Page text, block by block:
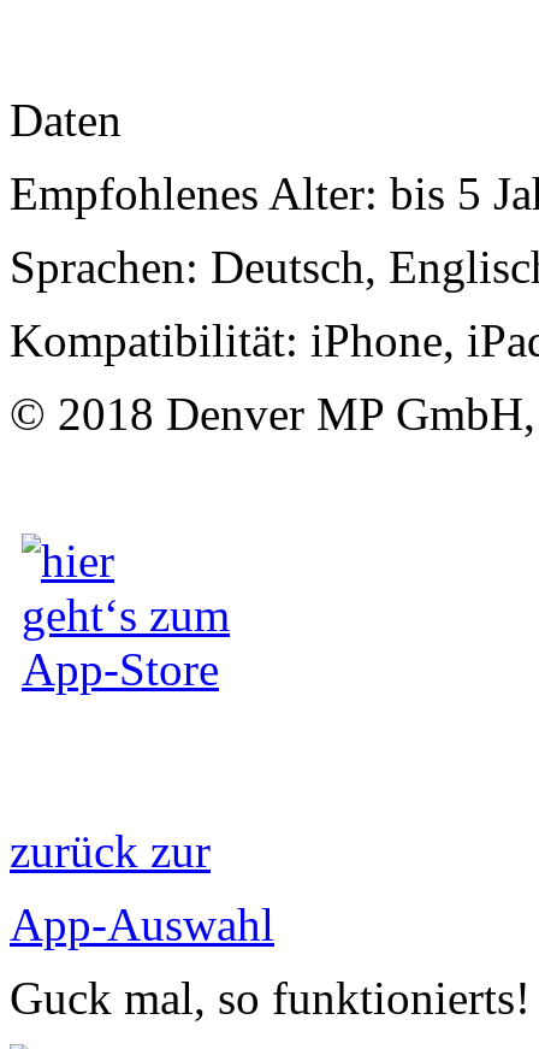
Daten
Empfohlenes Alter: bis 5
Sprachen: Deutsch,
Kompatibilität: iPhone,
© 2018 Denver MP
zurück zur
App-Auswahl
Guck mal, so funktionierts!